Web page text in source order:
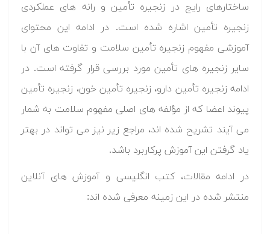
ساختارهای رایج در زنجیره تأمین و رانه های عملکردی
زنجیره تأمین اشاره شده است. در ادامه این محتوای
آموزشی مفهوم زنجیره تأمین سلامت و تفاوت های آن با
سایر زنجیره های تأمین مورد بررسی قرار گرفته است. در
ادامه زنجیره تأمین دارو، زنجیره تأمین خون، زنجیره تأمین
پیوند اعضا که از مؤلفه های اصلی مفهوم سلامت به شمار
می آیند تشریح شده اند، مراجع زیر نیز می تواند در بهتر
یاد گرفتن این آموزش پرکاربرد باشد.
در ادامه مقالات، کتب انگلیسی و آموزش های آنلاین
منتشر شده در این زمینه معرفی شده اند: